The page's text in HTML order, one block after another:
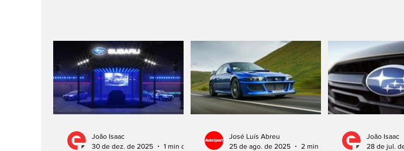
João Isaac
30 de dez. de 2025
José Luís Abreu
25 de ago. de 2025
2 min de leitura
João Isaac
28 de jul.